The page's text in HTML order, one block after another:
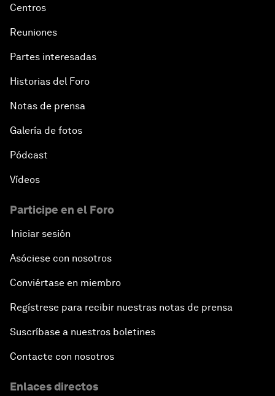
Centros
Reuniones
Partes interesadas
Historias del Foro
Notas de prensa
Galería de fotos
Pódcast
Vídeos
Participe en el Foro
Iniciar sesión
Asóciese con nosotros
Conviértase en miembro
Regístrese para recibir nuestras notas de prensa
Suscríbase a nuestros boletines
Contacte con nosotros
Enlaces directos